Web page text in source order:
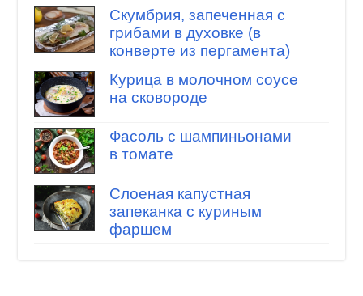
Скумбрия, запеченная с
грибами в духовке (в
конверте из пергамента)
Курица в молочном соусе
на сковороде
Фасоль с шампиньонами
в томате
Слоеная капустная
запеканка с куриным
фаршем